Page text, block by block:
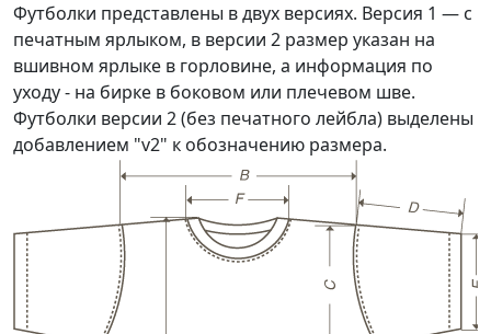
Футболки представлены в двух версиях. Версия 1 — с
печатным ярлыком, в версии 2 размер указан на
вшивном ярлыке в горловине, а информация по
уходу - на бирке в боковом или плечевом шве.
Футболки версии 2 (без печатного лейбла) выделены
добавлением "v2" к обозначению размера.